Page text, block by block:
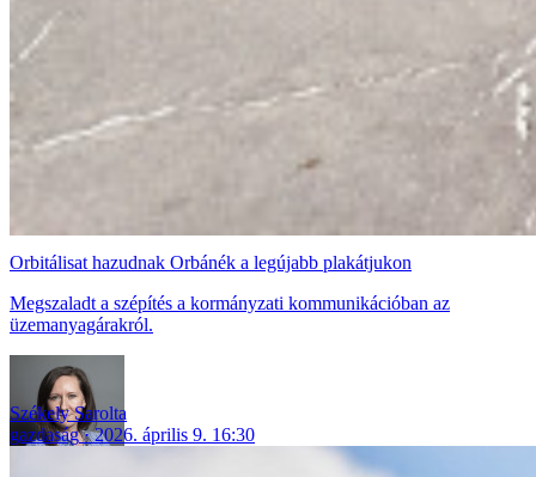
Orbitálisat hazudnak Orbánék a legújabb plakátjukon
Megszaladt a szépítés a kormányzati kommunikációban az
üzemanyagárakról.
Székely Sarolta
gazdaság
2026. április 9. 16:30